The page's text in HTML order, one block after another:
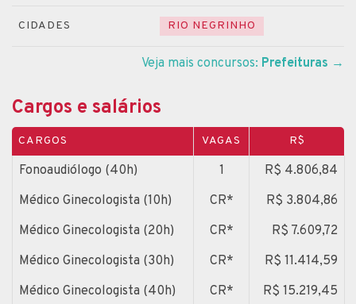
CIDADES RIO NEGRINHO
Veja mais concursos: Prefeituras →
Cargos e salários
CARGOS VAGAS R$
Fonoaudiólogo (40h) 1
R$ 4.806,84
Médico Ginecologista (10h)
CR*
R$ 3.804,86
Médico Ginecologista (20h)
CR*
R$ 7.609,72
Médico Ginecologista (30h)
CR*
R$ 11.414,59
Médico Ginecologista (40h)
CR*
R$ 15.219,45